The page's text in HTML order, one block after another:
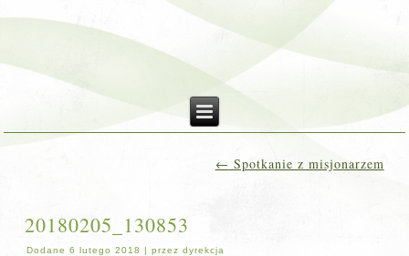
← Spotkanie z misjonarzem
20180205_130853
Dodane 6 lutego 2018 |przez dyrekcja